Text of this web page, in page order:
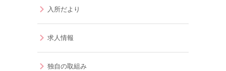
入所だより
求人情報
独自の取組み